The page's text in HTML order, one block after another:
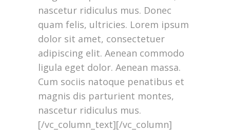
nascetur ridiculus mus. Donec
quam felis, ultricies. Lorem ipsum
dolor sit amet, consectetuer
adipiscing elit. Aenean commodo
ligula eget dolor. Aenean massa.
Cum sociis natoque penatibus et
magnis dis parturient montes,
nascetur ridiculus mus.
[/vc_column_text][/vc_column]